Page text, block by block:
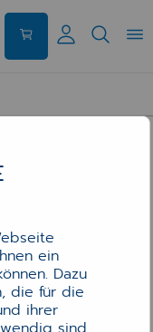
ein
Dazu
die für die
ihrer